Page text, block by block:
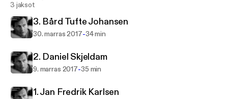
3 jaksot
3. Bård Tufte Johansen
30. marras 2017-34 min
2. Daniel Skjeldam
9. marras 2017-35 min
1. Jan Fredrik Karlsen